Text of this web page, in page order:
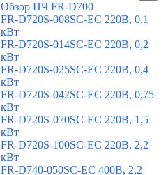
Обзор ПЧ FR-D700
FR-D720S-008SC-EC 220В, 0,1
кВт
FR-D720S-014SC-EC 220В, 0,2
кВт
FR-D720S-025SC-EC 220В, 0,4
кВт
FR-D720S-042SC-EC 220В, 0,75
кВт
FR-D720S-070SC-EC 220В, 1,5
кВт
FR-D720S-100SC-EC 220В, 2,2
кВт
FR-D740-050SC-EC 400В, 2,2